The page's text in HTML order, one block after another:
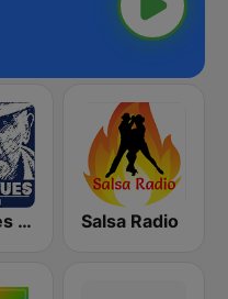
Jus Blues Radio Salsa Radio